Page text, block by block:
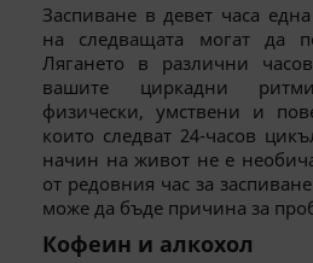
Заспиване в девет часа
на следващата могат да
Лягането в различни
вашите циркадни
физически, умствени и
които следват 24-часов
начин на живот не е
от редовния час за
може да бъде причина за
Кофеин и алкохол